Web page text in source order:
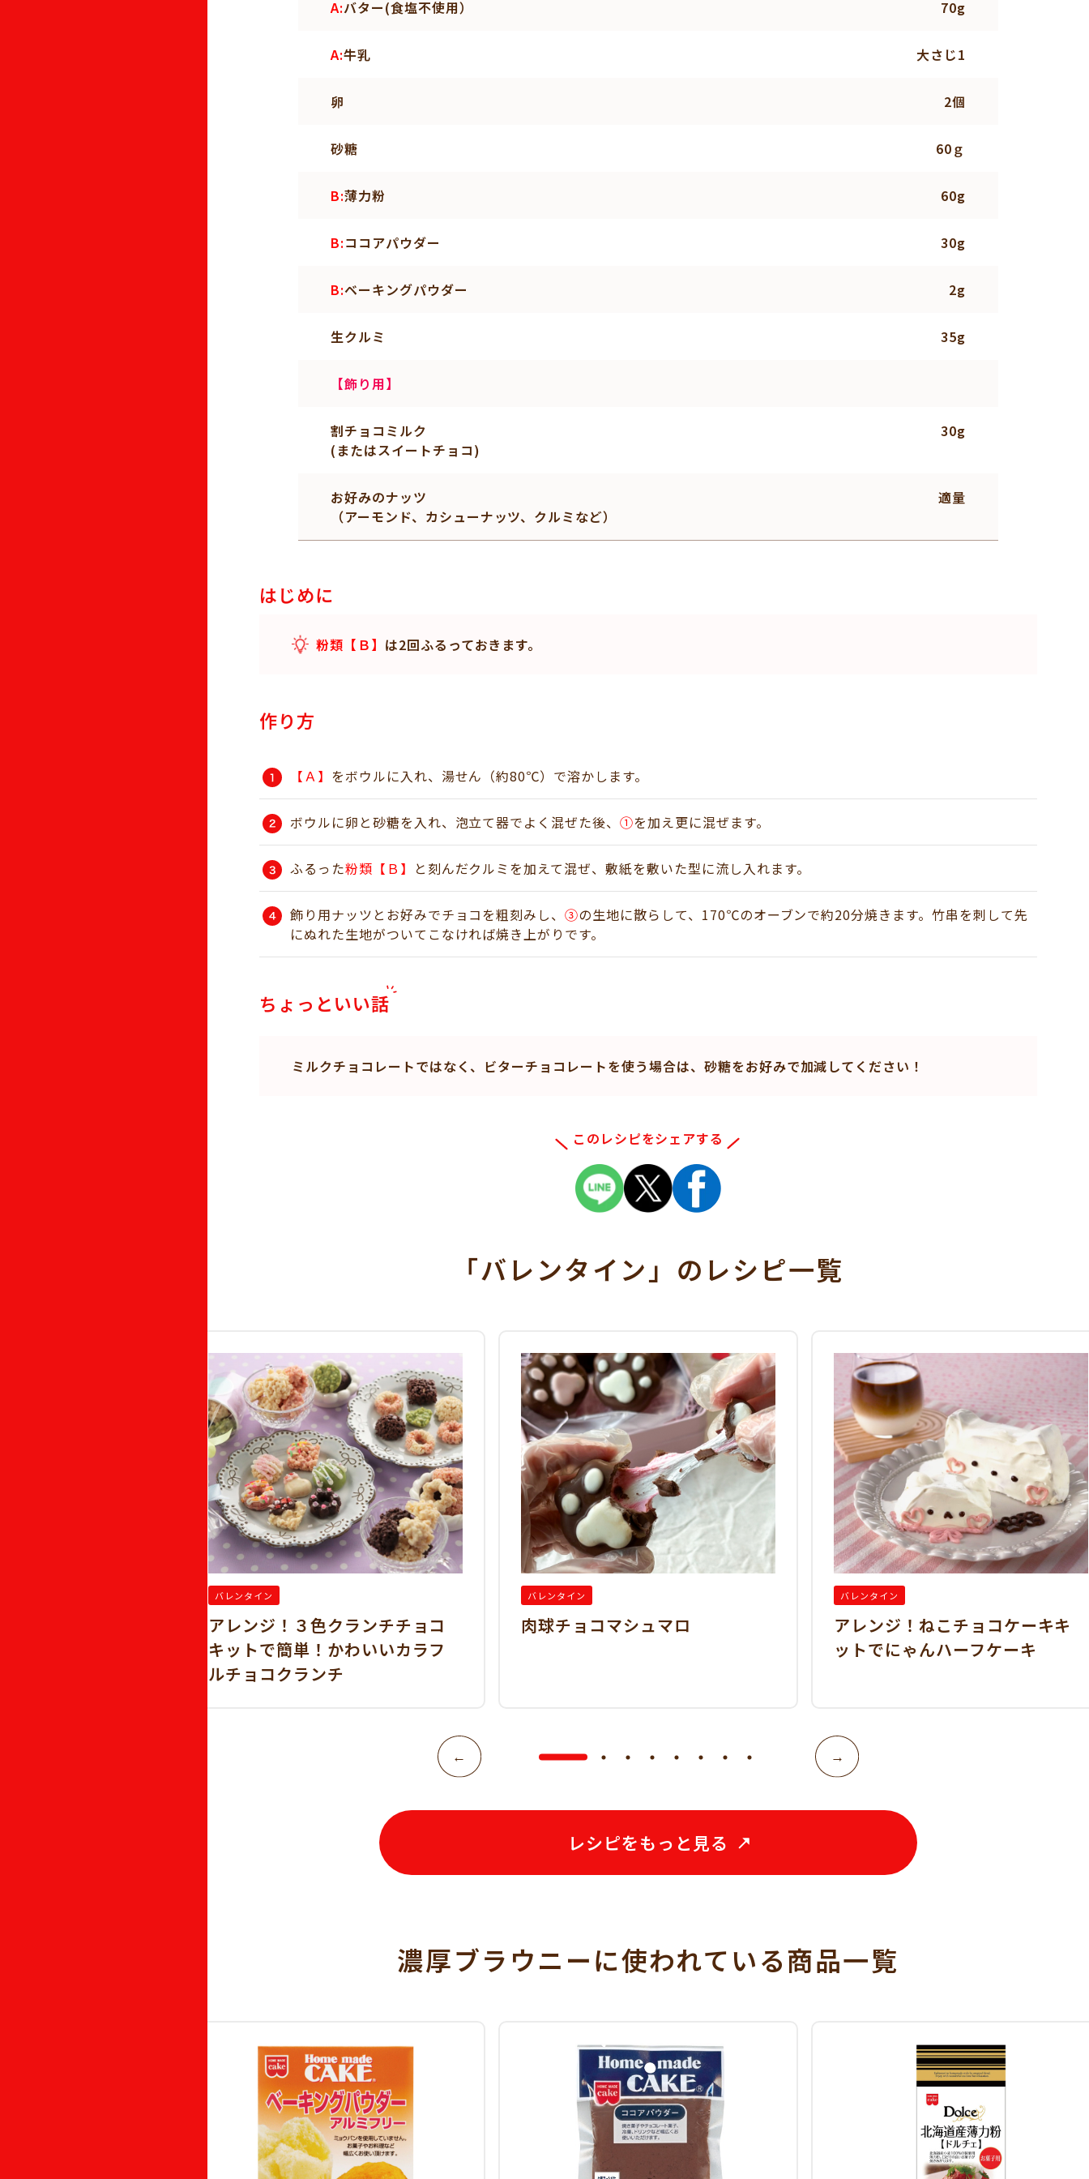
A:バター(食塩不使用） 70g
A:牛乳 大さじ1
卵 2個
砂糖 60ｇ
B:薄力粉 60g
B:ココアパウダー 30g
B:ベーキングパウダー 2g
生クルミ 35g
【飾り用】
割チョコミルク
(またはスイートチョコ)
30g
お好みのナッツ
（アーモンド、カシューナッツ、クルミなど）
適量
はじめに
粉類【Ｂ】 は2回ふるっておきます。
作り方
【Ａ】 をボウルに入れ、湯せん（約80℃）で溶かします。
ボウルに卵と砂糖を入れ、泡立て器でよく混ぜた後、①を加え更に混ぜます。
ふるった粉類【Ｂ】 と刻んだクルミを加えて混ぜ、敷紙を敷いた型に流し入れます。
飾り用ナッツとお好みでチョコを粗刻みし、③の生地に散らして、170℃のオーブンで約20分焼きます。竹串を刺して先
にぬれた生地がついてこなければ焼き上がりです。
ちょっといい話
ミルクチョコレートではなく、ビターチョコレートを使う場合は、砂糖をお好みで加減してください！
このレシピをシェアする
「バレンタイン」 のレシピ一覧
バレンタイン
アレンジ！３色クランチチョコ
キットで簡単！かわいいカラフ
ルチョコクランチ
バレンタイン
肉球チョコマシュマロ
バレンタイン
アレンジ！ねこチョコケーキキ
ットでにゃんハーフケーキ
レシピをもっと見る
濃厚ブラウニーに使われている商品一覧